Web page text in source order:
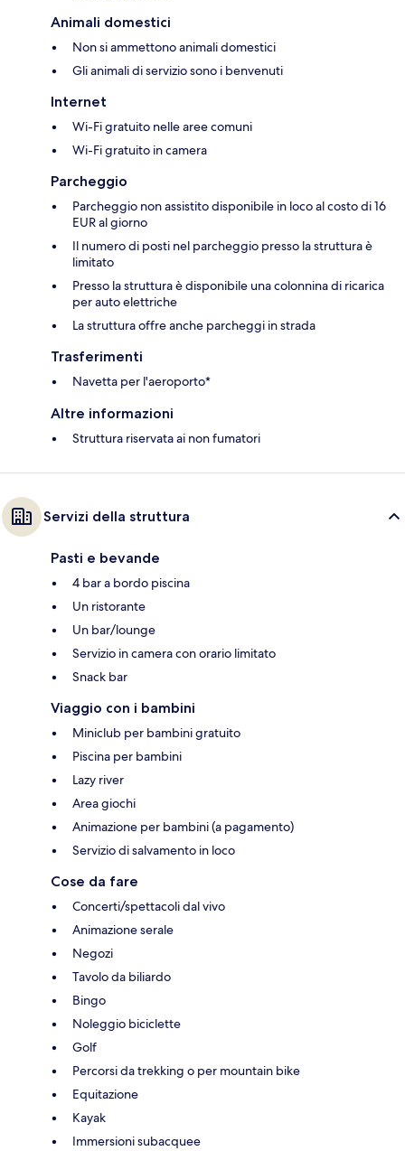
Animali domestici
Non si ammettono animali domestici
Gli animali di servizio sono i benvenuti
Internet
Wi-Fi gratuito nelle aree comuni
Wi-Fi gratuito in camera
Parcheggio
Parcheggio non assistito disponibile in loco al costo di 16
EUR al giorno
Il numero di posti nel parcheggio presso la struttura è
limitato
Presso la struttura è disponibile una colonnina di ricarica
per auto elettriche
La struttura offre anche parcheggi in strada
Trasferimenti
Navetta per l'aeroporto*
Altre informazioni
Struttura riservata ai non fumatori
Servizi della struttura
Pasti e bevande
4 bar a bordo piscina
Un ristorante
Un bar/lounge
Servizio in camera con orario limitato
Snack bar
Viaggio con i bambini
Miniclub per bambini gratuito
Piscina per bambini
Lazy river
Area giochi
Animazione per bambini (a pagamento)
Servizio di salvamento in loco
Cose da fare
Concerti/spettacoli dal vivo
Animazione serale
Negozi
Tavolo da biliardo
Bingo
Noleggio biciclette
Golf
Percorsi da trekking o per mountain bike
Equitazione
Kayak
Immersioni subacquee